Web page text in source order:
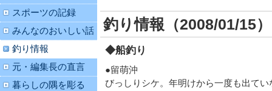
釣り情報（2008/01/15）
◆船釣り
●留萌沖
びっしりシケ。年明けから一度も出て
スポーツの記録
みんなのおいしい話
釣り情報
元・編集長の直言
暮らしの隅を彫る